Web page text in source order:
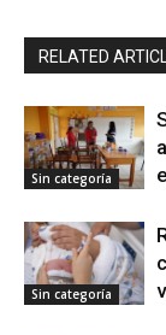
RELATED
Sin categoría
Sin categoría